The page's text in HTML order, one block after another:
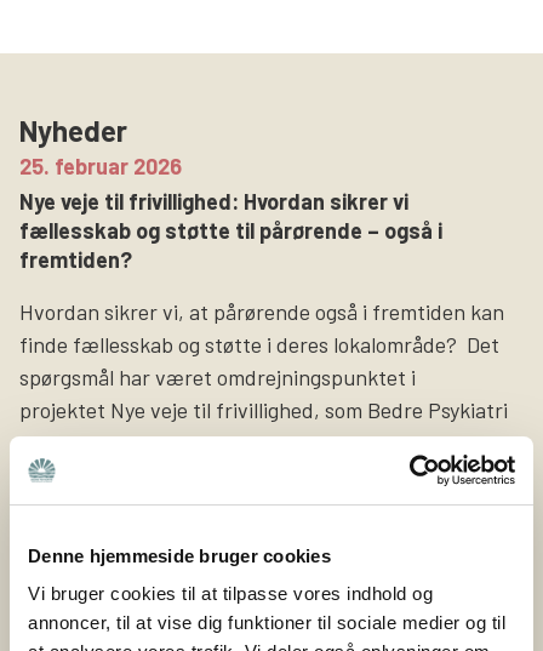
Denne hjemmeside bruger cookies
Vi bruger cookies til at tilpasse vores indhold og
annoncer, til at vise dig funktioner til sociale medier og til
Søg
Nyheder
25. februar 2026
Nye veje til frivillighed: Hvordan sikrer vi
fællesskab og støtte til pårørende – også i
fremtiden?
Hvordan sikrer vi, at pårørende også i fremtiden kan
finde fællesskab og støtte i deres lokalområde? Det
spørgsmål har været omdrejningspunktet i
projektet Nye veje til frivillighed, som Bedre Psykiatri
netop har afsluttet sammen med Nyreforeningen og
Høreforeningen med støtte fra Nordea-fonden. Bedre
Psykiatri er en forening bygget på frivillige kræfter og
Psykiatri, […]
3. juni 2025